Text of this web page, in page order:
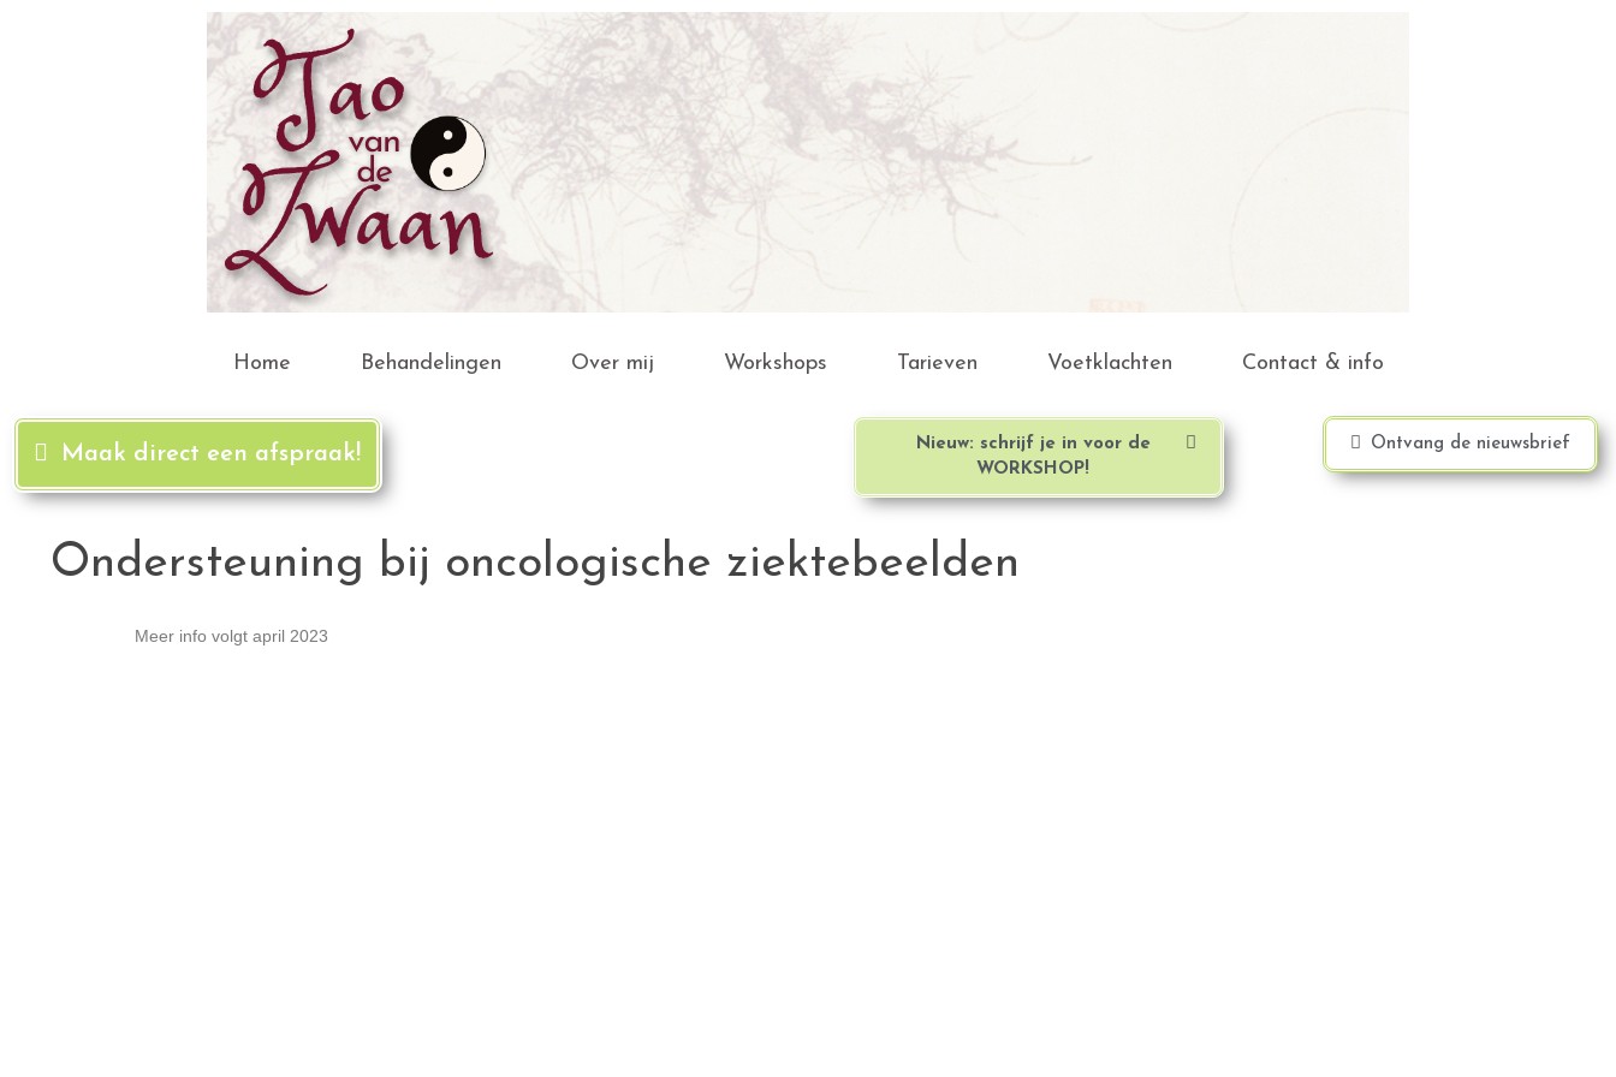
Home Behandelingen Over mij Workshops Tarieven Voetklachten Contact & info
Maak direct een afspraak!
Nieuw: schrijf je in voor de
WORKSHOP!
Ontvang de nieuwsbrief
Ondersteuning bij oncologische ziektebeelden
Meer info volgt april 2023